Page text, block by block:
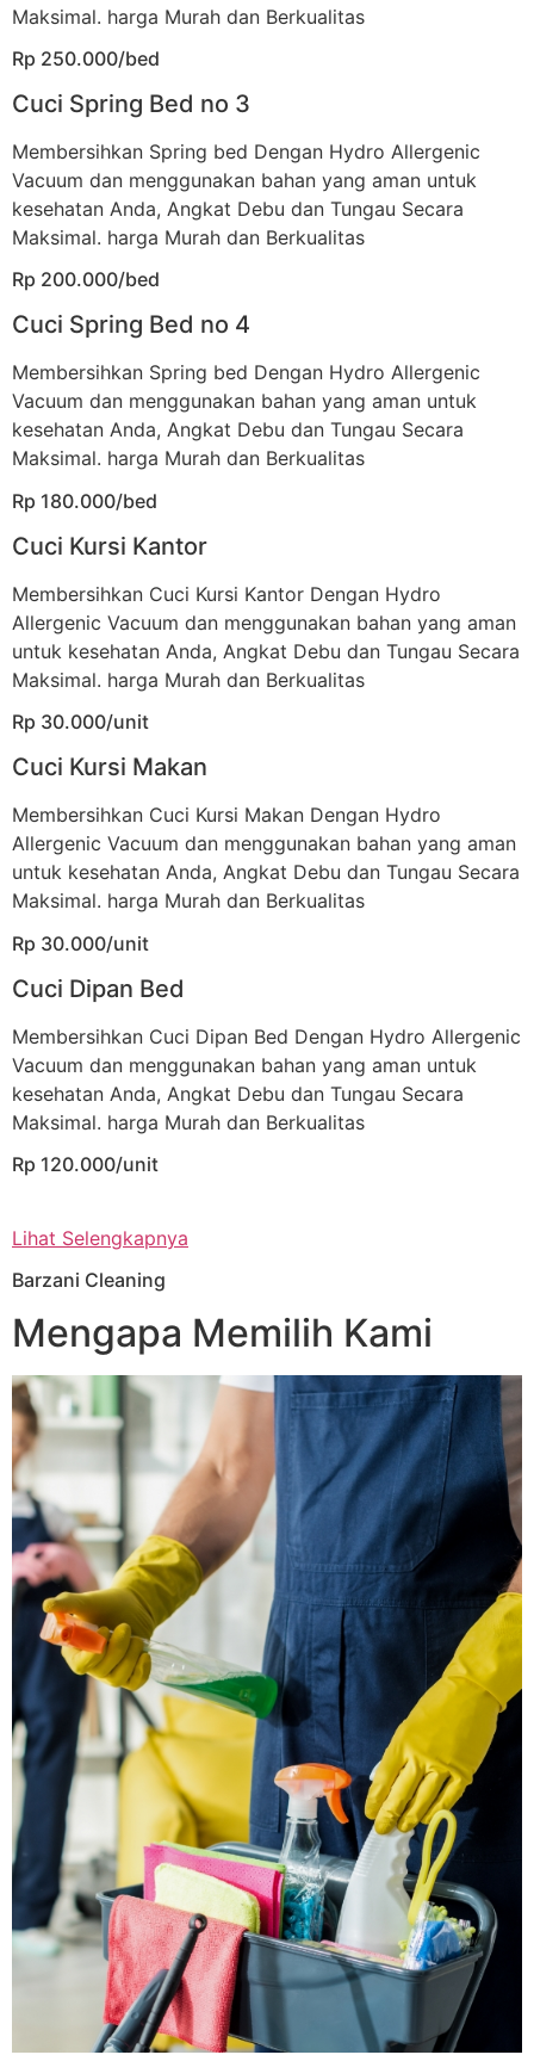
Maksimal. harga Murah dan Berkualitas
Rp 250.000/bed
Cuci Spring Bed no 3
Membersihkan Spring bed Dengan Hydro Allergenic
Vacuum dan menggunakan bahan yang aman untuk
kesehatan Anda, Angkat Debu dan Tungau Secara
Maksimal. harga Murah dan Berkualitas
Rp 200.000/bed
Cuci Spring Bed no 4
Membersihkan Spring bed Dengan Hydro Allergenic
Vacuum dan menggunakan bahan yang aman untuk
kesehatan Anda, Angkat Debu dan Tungau Secara
Maksimal. harga Murah dan Berkualitas
Rp 180.000/bed
Cuci Kursi Kantor
Membersihkan Cuci Kursi Kantor Dengan Hydro
Allergenic Vacuum dan menggunakan bahan yang aman
untuk kesehatan Anda, Angkat Debu dan Tungau Secara
Maksimal. harga Murah dan Berkualitas
Rp 30.000/unit
Cuci Kursi Makan
Membersihkan Cuci Kursi Makan Dengan Hydro
Allergenic Vacuum dan menggunakan bahan yang aman
untuk kesehatan Anda, Angkat Debu dan Tungau Secara
Maksimal. harga Murah dan Berkualitas
Rp 30.000/unit
Cuci Dipan Bed
Membersihkan Cuci Dipan Bed Dengan Hydro Allergenic
Vacuum dan menggunakan bahan yang aman untuk
kesehatan Anda, Angkat Debu dan Tungau Secara
Maksimal. harga Murah dan Berkualitas
Rp 120.000/unit
Lihat Selengkapnya
Barzani Cleaning
Mengapa Memilih Kami